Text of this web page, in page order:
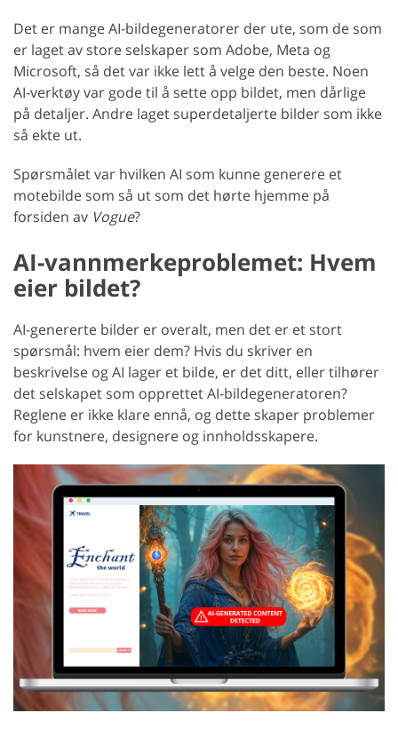
Det er mange AI-bildegeneratorer der ute, som de som
er laget av store selskaper som Adobe, Meta og
Microsoft, så det var ikke lett å velge den beste. Noen
AI-verktøy var gode til å sette opp bildet, men dårlige
på detaljer. Andre laget superdetaljerte bilder som ikke
så ekte ut.
Spørsmålet var hvilken AI som kunne generere et
motebilde som så ut som det hørte hjemme på
forsiden av Vogue?
AI-vannmerkeproblemet: Hvem
eier bildet?
AI-genererte bilder er overalt, men det er et stort
spørsmål: hvem eier dem? Hvis du skriver en
beskrivelse og AI lager et bilde, er det ditt, eller tilhører
det selskapet som opprettet AI-bildegeneratoren?
Reglene er ikke klare ennå, og dette skaper problemer
for kunstnere, designere og innholdsskapere.